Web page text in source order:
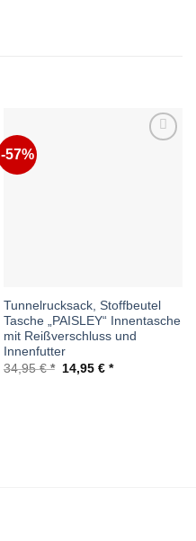
-57%
Tunnelrucksack, Stoffbeutel
Tasche „PAISLEY“ Innentasche
mit Reißverschluss und
Innenfutter
34,95€
Ursprünglicher
Preis
14,95 € Aktueller